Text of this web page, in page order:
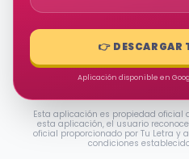
👉 DESCARGAR
Aplicación disponible en
Esta aplicación es propiedad oficial
esta aplicación, el usuario
oficial proporcionado por Tu Letra
condiciones